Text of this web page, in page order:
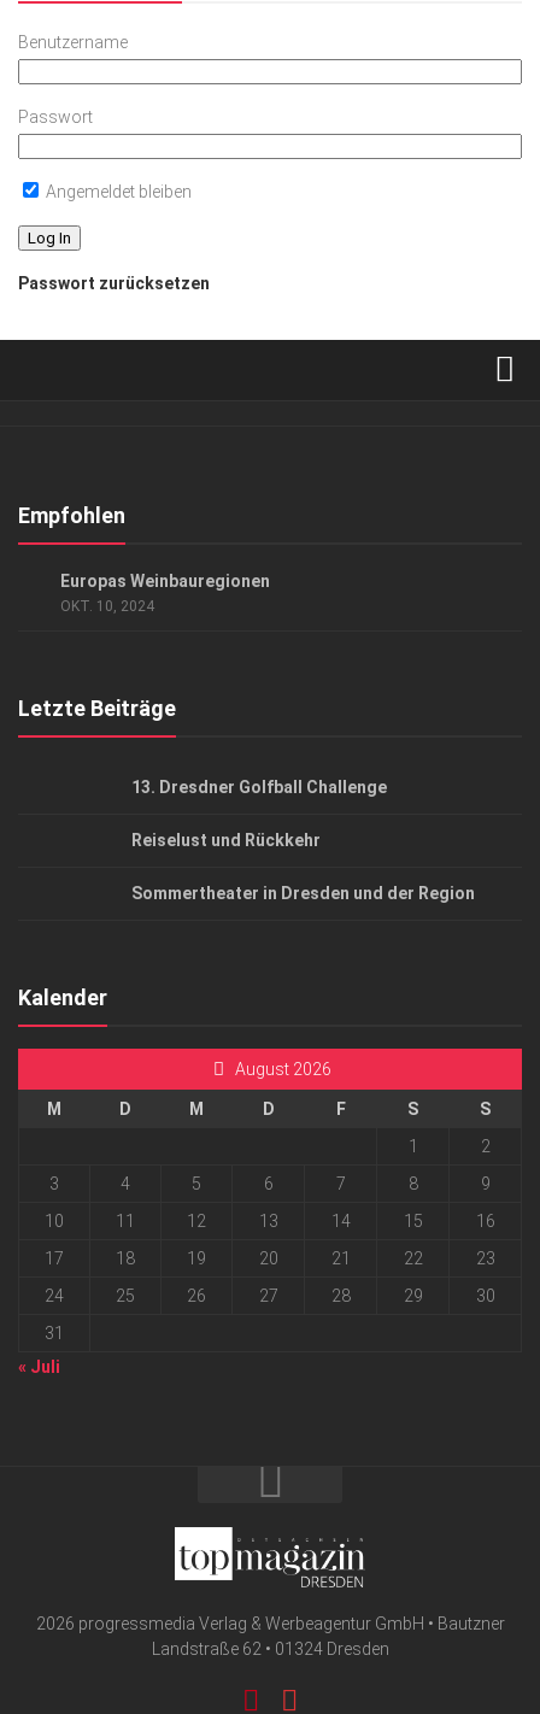
Benutzername
Passwort
Angemeldet bleiben
Passwort zurücksetzen
Kontakt, Impressum
Empfohlen
Europas Weinbauregionen
OKT. 10, 2024
Letzte Beiträge
13. Dresdner Golfball Challenge
Reiselust und Rückkehr
Sommertheater in Dresden und der Region
Kalender
August 2026
M D M D F S
S
1
2
3
4 5 6 7 8
9
10
11 12 13 14 15
16
17
18 19 20 21 22
23
24
25 26 27 28 29
30
31
« Juli
2026 progressmedia Verlag & Werbeagentur GmbH • Bautzner
Landstraße 62 • 01324 Dresden